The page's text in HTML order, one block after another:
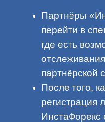
Партнёры
перейти в
где есть
партнёрской
После того,
регистрация
ИнстаФорекс